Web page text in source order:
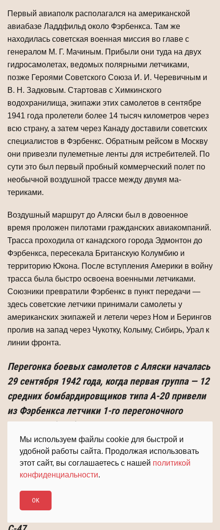
Мы используем файлы cookie для быстрой и
удобной работы сайта. Продолжая использовать
этот сайт, вы соглашаетесь с нашей политикой
конфиденциальности.
OK
Первый авиаполк располагался на американской
авиабазе Ладдфильд около Фэрбенкса. Там же
находилась советская военная миссия во главе с
генералом М. Г. Мачиным. Прибыли они туда на двух
гидросамолетах, ведомых полярными летчиками,
позже Героями Советского Союза И. И. Черевичным и
В. Н. Задковым. Стартовав с Химкинского
водохранилища, экипажи этих самолетов в сентябре
1941 года пролетели более 14 тысяч километров через
всю страну, а затем через Канаду доставили советских
специалистов в Фэрбенкс. Обратным рейсом в Мос­кву
они привезли пулеметные ленты для истребителей. По
сути это был первый пробный коммерческий полет по
необычной воздушной трассе между двумя ма­
териками.
Воздушный маршрут до Аляски был в довоенное
время проложен пилотами гражданских авиакомпаний.
Трасса проходила от канадского города Эдмонтон до
Фэрбенкса, пересекала Британскую Колумбию и
территорию Юкона. После вступ­ления Америки в войну
трасса была быстро освоена военными летчиками.
Союз­ники превратили Фэрбенкс в пункт передачи —
здесь советские летчики принимали самолеты у
американских экипажей и летели через Ном и Берингов
пролив на запад через Чукотку, Колыму, Сибирь, Урал к
линии фронта.
Перегонка боевых самолетов с Аляски началась
29 сентября 1942 года, когда первая группа — 12
средних бомбардировщиков типа А-20 привели
из Фэрбенкса летчики 1-го перегоночного
авиаполка (ПАП). Этому предшествовала
своеобраз­ная учеба на авиабазе Ладдфильда,
где наши пилоты знакомились с техникой пи­
лотирования американских машин-истребителей
средних бомбардировщиков Б-25, А-20
«Бостон», а также транс­портных самолетов